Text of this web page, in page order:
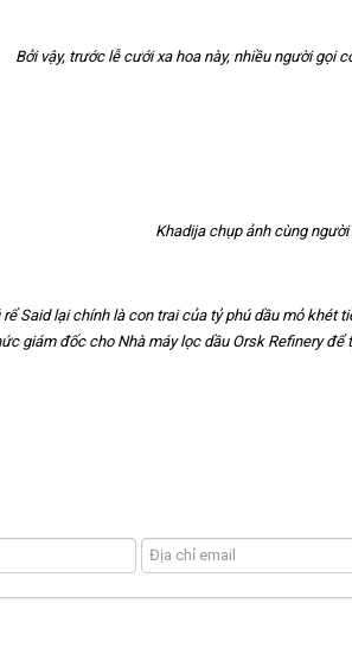
Bởi vậy, trước lễ cưới xa hoa này, nhiều người gọi
Khadija chụp ảnh cùng người
rể Said lại chính là con trai của tỷ phú dầu mỏ khét
giám đốc cho Nhà máy lọc dầu Orsk Refinery để